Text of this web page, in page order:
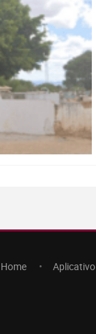
Home Aplicativo